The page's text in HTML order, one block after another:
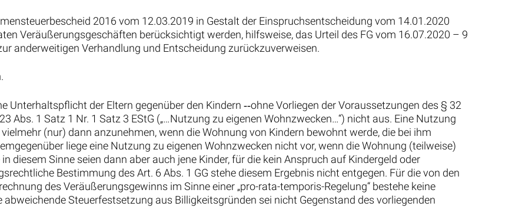
2016 vom 12.03.2019 in Gestalt der Einspruchsentscheidung vom 14.01.2020
Veräußerungsgeschäften berücksichtigt werden, hilfsweise, das Urteil des FG vom 16.07.2020 – 9
anderweitigen Verhandlung und Entscheidung zurückzuverweisen.
Unterhaltspflicht der Eltern gegenüber den Kindern ‑‑ohne Vorliegen der Voraussetzungen des § 32
Abs. 1 Satz 1 Nr. 1 Satz 3 EStG („…Nutzung zu eigenen Wohnzwecken…“) nicht aus. Eine Nutzung
(nur) dann anzunehmen, wenn die Wohnung von Kindern bewohnt werde, die bei ihm
liege eine Nutzung zu eigenen Wohnzwecken nicht vor, wenn die Wohnung (teilweise)
diesem Sinne seien dann aber auch jene Kinder, für die kein Anspruch auf Kindergeld oder
Bestimmung des Art. 6 Abs. 1 GG stehe diesem Ergebnis nicht entgegen. Für die von den
des Veräußerungsgewinns im Sinne einer „pro-rata-temporis-Regelung“ bestehe keine
abweichende Steuerfestsetzung aus Billigkeitsgründen sei nicht Gegenstand des vorliegenden